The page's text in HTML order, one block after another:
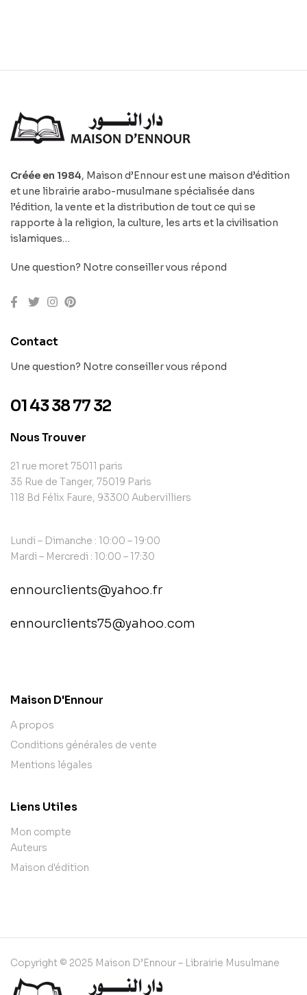
Créée en 1984, Maison d’Ennour est une maison d’édition
et une librairie arabo-musulmane spécialisée dans
l’édition, la vente et la distribution de tout ce qui se
rapporte à la religion, la culture, les arts et la civilisation
islamiques…
Une question? Notre conseiller vous répond
Contact
Une question? Notre conseiller vous répond
01 43 38 77 32
Nous Trouver
21 rue moret 75011 paris
35 Rue de Tanger, 75019 Paris
118 Bd Félix Faure, 93300 Aubervilliers
Lundi – Dimanche : 10:00 – 19:00
Mardi – Mercredi : 10:00 – 17:30
ennourclients@yahoo.fr
ennourclients75@yahoo.com
Maison D'Ennour
A propos
Conditions générales de vente
Mentions légales
Liens Utiles
Mon compte
Auteurs
Maison d'édition
Copyright © 2025 Maison D’Ennour – Librairie Musulmane